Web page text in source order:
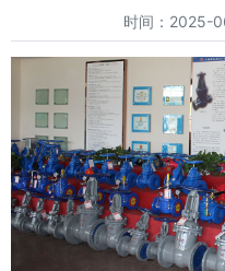
时间：2025-